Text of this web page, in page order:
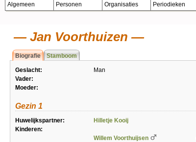
Algemeen Personen Organisaties Periodieken
Jan Voorthuizen
Biografie Stamboom
Geslacht:
Man
Vader:
Moeder:
Gezin 1
Huwelijkspartner:
Hilletje Kooij
Kinderen:
Willem Voorthuijsen